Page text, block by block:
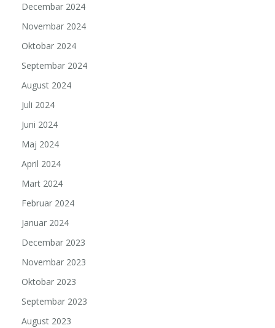
Decembar 2024
Novembar 2024
Oktobar 2024
Septembar 2024
August 2024
Juli 2024
Juni 2024
Maj 2024
April 2024
Mart 2024
Februar 2024
Januar 2024
Decembar 2023
Novembar 2023
Oktobar 2023
Septembar 2023
August 2023